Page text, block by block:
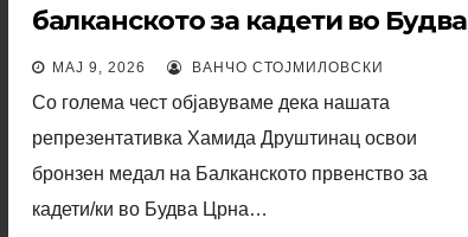
балканското за кадети во Будва
Црна Гора
МАЈ 9, 2026 ВАНЧО СТОЈМИЛОВСКИ
Со голема чест објавуваме дека нашата
репрезентативка Хамида Друштинац освои
бронзен медал на Балканското првенство за
кадети/ки во Будва Црна…